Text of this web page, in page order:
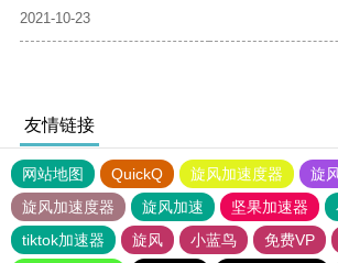
2021-10-23
友情链接
网站地图 QuickQ 旋风加速度器 旋
旋风加速度器
旋风加速 坚果加速器
tiktok加速器
旋风 小蓝鸟 免费VP